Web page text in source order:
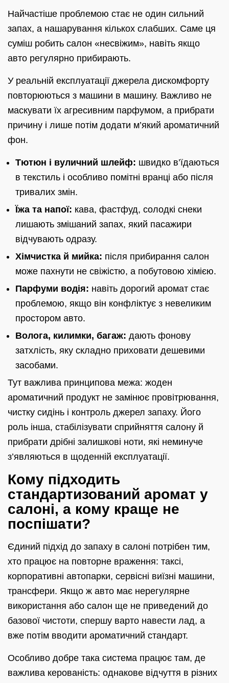
Найчастіше проблемою стає не один сильний
запах, а нашарування кількох слабших. Саме ця
суміш робить салон «несвіжим», навіть якщо
авто регулярно прибирають.
У реальній експлуатації джерела дискомфорту
повторюються з машини в машину. Важливо не
маскувати їх агресивним парфумом, а прибрати
причину і лише потім додати м’який ароматичний
фон.
Тютюн і вуличний шлейф: швидко в’їдаються
в текстиль і особливо помітні вранці або після
тривалих змін.
Їжа та напої: кава, фастфуд, солодкі снеки
лишають змішаний запах, який пасажири
відчувають одразу.
Хімчистка й мийка: після прибирання салон
може пахнути не свіжістю, а побутовою хімією.
Парфуми водія: навіть дорогий аромат стає
проблемою, якщо він конфліктує з невеликим
простором авто.
Волога, килимки, багаж: дають фонову
затхлість, яку складно приховати дешевими
засобами.
Тут важлива принципова межа: жоден
ароматичний продукт не замінює провітрювання,
чистку сидінь і контроль джерел запаху. Його
роль інша, стабілізувати сприйняття салону й
прибрати дрібні залишкові ноти, які неминуче
з’являються в щоденній експлуатації.
Кому підходить
стандартизований аромат у
салоні, а кому краще не
поспішати?
Єдиний підхід до запаху в салоні потрібен тим,
хто працює на повторне враження: таксі,
корпоративні автопарки, сервісні виїзні машини,
трансфери. Якщо ж авто має нерегулярне
використання або салон ще не приведений до
базової чистоти, спершу варто навести лад, а
вже потім вводити ароматичний стандарт.
Особливо добре така система працює там, де
важлива керованість: однакове відчуття в різних